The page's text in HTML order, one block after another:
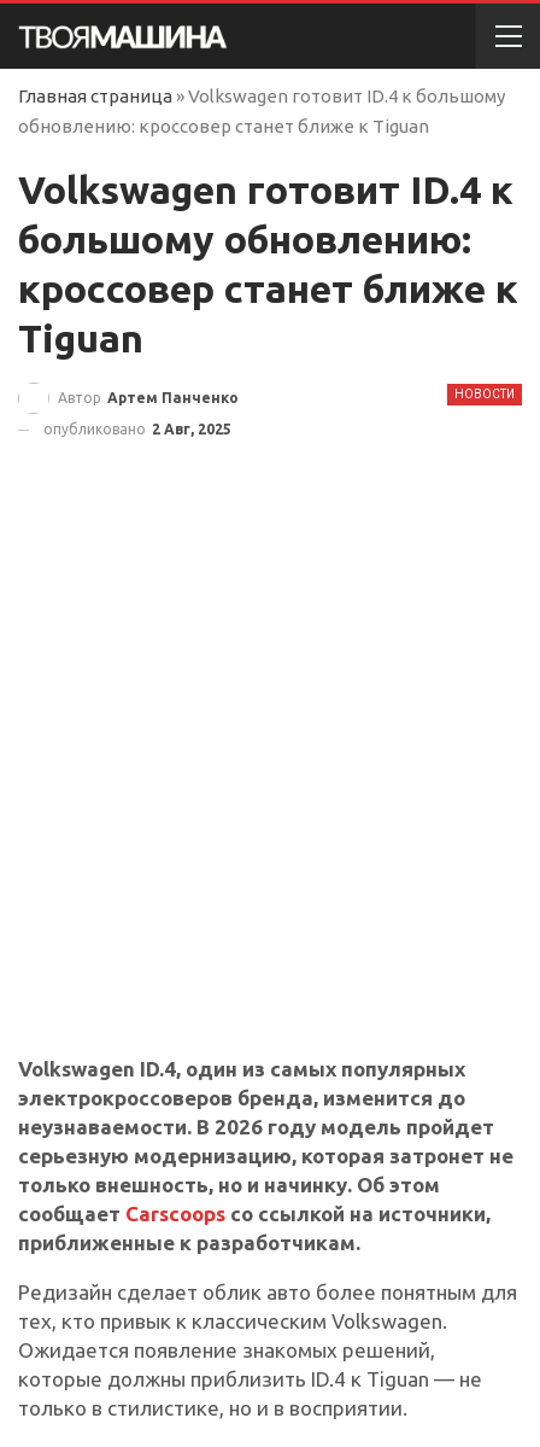
Главная страница »Volkswagen готовит ID.4 к большому
обновлению: кроссовер станет ближе к Tiguan
Volkswagen готовит ID.4 к
большому обновлению:
кроссовер станет ближе к
Tiguan
НОВОСТИ
Автор Артем Панченко
опубликовано 2 Авг, 2025
Volkswagen ID.4, один из самых популярных
электрокроссоверов бренда, изменится до
неузнаваемости. В 2026 году модель пройдет
серьезную модернизацию, которая затронет не
только внешность, но и начинку. Об этом
сообщает Carscoops со ссылкой на источники,
приближенные к разработчикам.
Редизайн сделает облик авто более понятным для
тех, кто привык к классическим Volkswagen.
Ожидается появление знакомых решений,
которые должны приблизить ID.4 к Tiguan — не
только в стилистике, но и в восприятии.